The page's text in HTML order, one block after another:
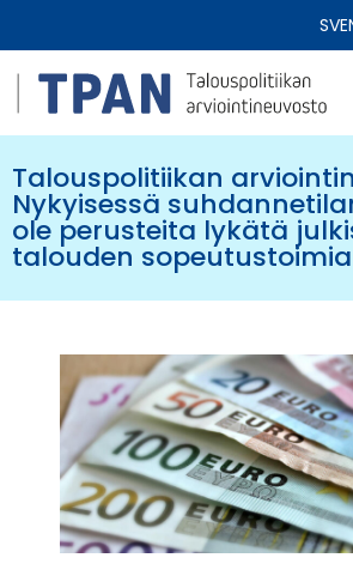
Talouspolitiikan
Nykyisessä
ole perusteita lykätä
talouden sopeutustoimia